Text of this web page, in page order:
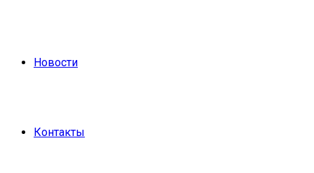
Новости
Контакты